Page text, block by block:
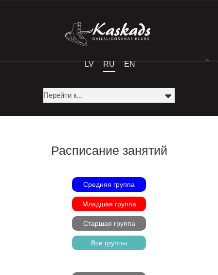
LV RU EN
Расписание занятий
Средняя группа
Младшая группа
Старшая группа
Все группы